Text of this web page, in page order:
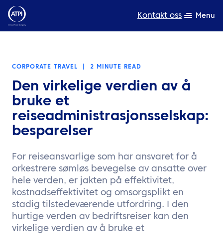
Kontakt oss Menu
Ressurser
Om oss
TravelHub Login
Søk
NO
CORPORATE TRAVEL 2 MINUTE READ
Den virkelige verdien av å
bruke et
reiseadministrasjonsselskap:
besparelser
For reiseansvarlige som har ansvaret for å
orkestrere sømløs bevegelse av ansatte over
hele verden, er jakten på effektivitet,
kostnadseffektivitet og omsorgsplikt en
stadig tilstedeværende utfordring. I den
hurtige verden av bedriftsreiser kan den
virkelige verdien av å bruke et